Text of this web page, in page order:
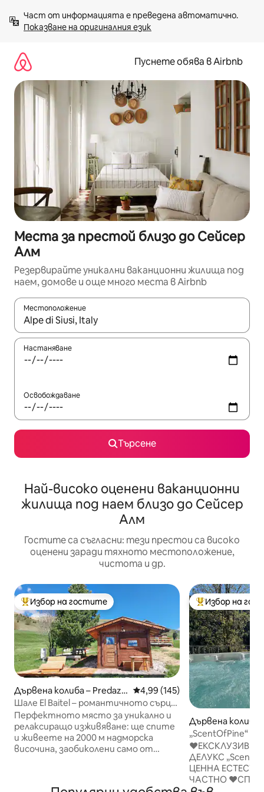
към
съдържанието
Показване на оригиналния език
Пуснете обява в Airbnb
Места за престой близо до Сейсер
Алм
Резервирайте уникални ваканционни жилища под
наем, домове и още много места в Airbnb
Местоположение
Когато резултатите се покажат, използвайте
Настаняване
Освобождаване
Търсене
Най-високо оценени ваканционни
жилища под наем близо до Сейсер
Алм
Гостите са съгласни: тези престои са високо
оценени заради тяхното местоположение,
чистота и др.
Най-популярен избор на гостите
Избор на гостите
Дървена колиба – Predazz
o
Средна оценка: 4,99 от 5,
4,99 (145)
Шале El Baitel – романтичното сърце
на Алпе Лусия
Перфектното място за уникално и
релаксиращо изживяване: ще спите
и живеете на 2000 м надморска
височина, заобиколени само от
Най-популярен
Избор на
Дървена колиба
te
„ScentOfPine“
хидромасажна
ДЕЛУКС
ЦЕННА
ЧАСТНО ♥️СПА